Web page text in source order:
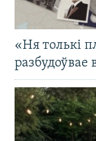
«Ня толькі
разбудоўвае